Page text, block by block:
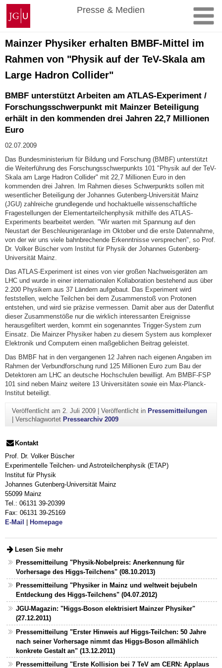
Zum
Inhalt
springen
Johannes
Gutenberg-
Universität
Mainz
Presse & Medien
Mainzer Physiker erhalten BMBF-Mittel im
Rahmen von "Physik auf der TeV-Skala am
Large Hadron Collider"
BMBF unterstützt Arbeiten am ATLAS-Experiment /
Forschungsschwerpunkt mit Mainzer Beteiligung
erhält in den kommenden drei Jahren 22,7 Millionen
Euro
02.07.2009
Das Bundesministerium für Bildung und Forschung (BMBF) unterstützt
die Weiterführung des Forschungsschwerpunkts 101 "Physik auf der TeV-
Skala am Large Hadron Collider" mit 22,7 Millionen Euro in den
kommenden drei Jahren. Im Rahmen dieses Schwerpunkts sollen mit
wesentlicher Beteiligung der Johannes Gutenberg-Universität Mainz
(JGU) zahlreiche grundlegende und hochaktuelle wissenschaftliche
Fragestellungen der Elementarteilchenphysik mithilfe des ATLAS-
Experiments bearbeitet werden. "Wir warten mit Spannung auf den
Neustart der Beschleunigeranlage im Oktober und die erste Datennahme,
von der wir uns viele bahnbrechende Erkenntnisse versprechen", so Prof.
Dr. Volker Büscher vom Institut für Physik der Johannes Gutenberg-
Universität Mainz.
Das ATLAS-Experiment ist eines von vier großen Nachweisgeräten am
LHC und wurde in einer internationalen Kollaboration bestehend aus über
2.200 Physikern aus 37 Ländern aufgebaut. Das Experiment wird
feststellen, welche Teilchen bei dem Zusammenstoß von Protonen
entstehen, und wird sie präzise vermessen. Damit aber aus der Datenflut
dieser Zusammenstöße nur die wirklich interessanten Ereignisse
herausgefiltert werden, kommt ein sogenanntes Trigger-System zum
Einsatz. Die Mainzer Physiker haben zu diesem System aus komplexer
Elektronik und Computern einen maßgeblichen Beitrag geleistet.
Das BMBF hat in den vergangenen 12 Jahren nach eigenen Angaben im
Rahmen der Verbundforschung rund 125 Millionen Euro zum Bau der
Detektoren am LHC an deutsche Hochschulen bewilligt. Am BMBF-FSP
101 sind neben Mainz weitere 13 Universitäten sowie ein Max-Planck-
Institut beteiligt.
Veröffentlicht am 2. Juli 2009| Veröffentlicht in Pressemitteilungen
| Verschlagwortet Pressearchiv 2009
Kontakt
Prof. Dr. Volker Büscher
Experimentelle Teilchen- und Astroteilchenphysik (ETAP)
Institut für Physik
Johannes Gutenberg-Universität Mainz
55099 Mainz
Tel.: 06131 39-20399
Fax: 06131 39-25169
E-Mail | Homepage
Lesen Sie mehr
Pressemitteilung "Physik-Nobelpreis: Anerkennung für
Vorhersage des Higgs-Teilchens" (08.10.2013)
Pressemitteilung "Physiker in Mainz und weltweit bejubeln
Entdeckung des Higgs-Teilchens" (04.07.2012)
JGU-Magazin: "Higgs-Boson elektrisiert Mainzer Physiker"
(27.12.2011)
Pressemitteilung "Erster Hinweis auf Higgs-Teilchen: 50 Jahre
nach seiner Vorhersage nimmt das Higgs-Boson allmählich
konkrete Gestalt an" (13.12.2011)
Pressemitteilung "Erste Kollision bei 7 TeV am CERN: Applaus